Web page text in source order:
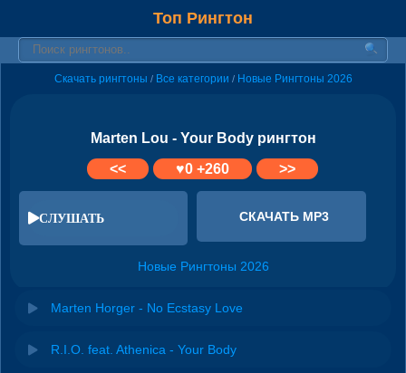
Топ Рингтон
Скачать рингтоны / Все категории / Новые Рингтоны 2026
Marten Lou - Your Body рингтон
<<
♥0+260 >>
СЛУШАТЬ СКАЧАТЬ MP3
Новые Рингтоны 2026
Marten Horger - No Ecstasy Love
R.I.O. feat. Athenica - Your Body